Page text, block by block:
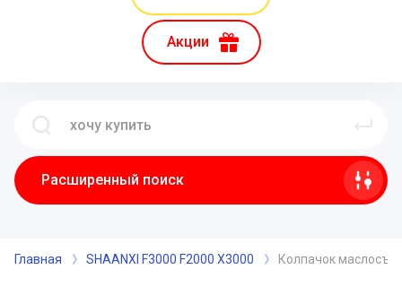
Акции
Расширенный поиск
Главная SHAANXI F3000 F2000 X3000 Колпачок